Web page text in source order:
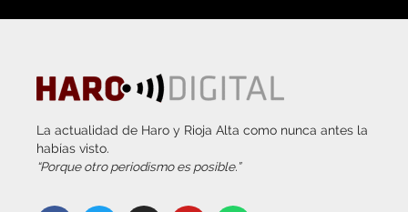
La actualidad de Haro y Rioja Alta como nunca antes la
habías visto.
“Porque otro periodismo es posible.”